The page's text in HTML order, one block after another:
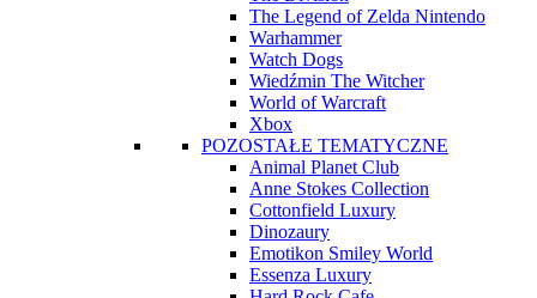
The Legend of Zelda Nintendo
Warhammer
Watch Dogs
Wiedźmin The Witcher
World of Warcraft
Xbox
POZOSTAŁE TEMATYCZNE
Animal Planet Club
Anne Stokes Collection
Cottonfield Luxury
Dinozaury
Emotikon Smiley World
Essenza Luxury